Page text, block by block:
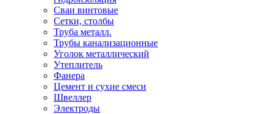
Сваи винтовые
Сетки, столбы
Труба металл.
Трубы канализационные
Уголок металлический
Утеплитель
Фанера
Цемент и сухие смеси
Швеллер
Электроды